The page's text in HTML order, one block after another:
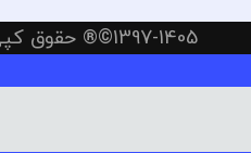
1397-1405©® حقوق کپی رایت مپ اسکیل